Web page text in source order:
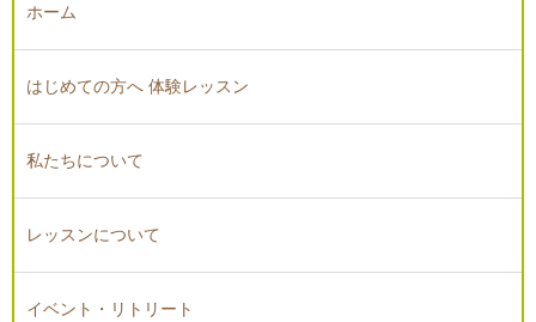
ホーム
はじめての方へ 体験レッスン
私たちについて
レッスンについて
イベント・リトリート